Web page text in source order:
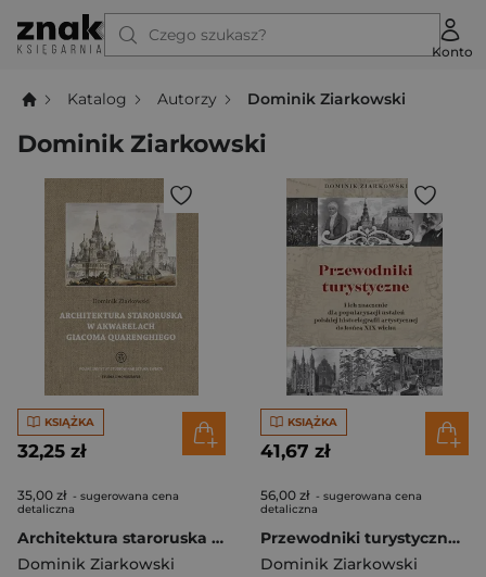
Czego szukasz?
Konto
Katalog Autorzy Dominik Ziarkowski
Dominik Ziarkowski
KSIĄŻKA
32,25 zł
35,00 zł - sugerowana cena
detaliczna
Architektura staroruska w akwarelach Giacoma Quarenghiego
Dominik Ziarkowski
KSIĄŻKA
41,67 zł
56,00 zł - sugerowana cena
detaliczna
Przewodniki turystyczne i ich znaczenie dla popularyzacji ustaleń polskiej historiografii artystycznej do końca XIX wieku
Dominik Ziarkowski